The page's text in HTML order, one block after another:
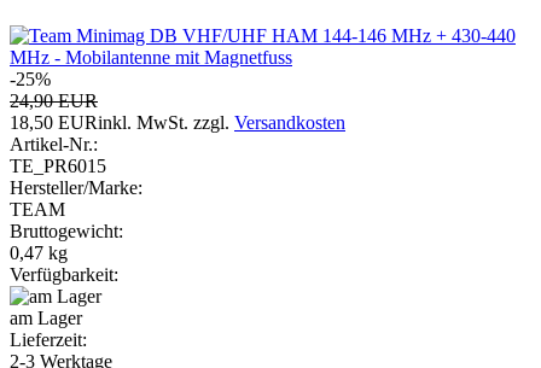
-25%
24,90 EUR
18,50 EURinkl. MwSt. zzgl. Versandkosten
Artikel-Nr.:
TE_PR6015
Hersteller/Marke:
TEAM
Bruttogewicht:
0,47 kg
Verfügbarkeit:
am Lager
Lieferzeit:
2-3 Werktage